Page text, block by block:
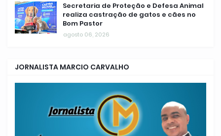
Secretaria de Proteção e Defesa Animal
realiza castração de gatos e cães no
Bom Pastor
agosto 06, 2026
JORNALISTA MARCIO CARVALHO